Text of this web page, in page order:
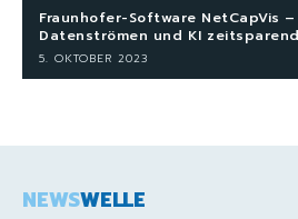
Fraunhofer-Software NetCapVis
Datenströmen und KI
5. OKTOBER 2023
NEWSWELLE